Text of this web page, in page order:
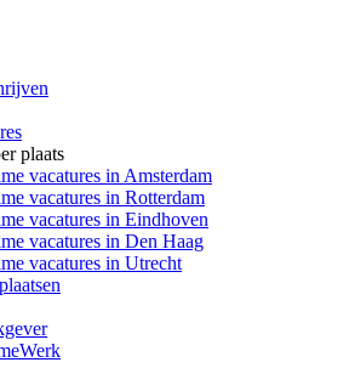
plaats
vacatures in Amsterdam
vacatures in Rotterdam
vacatures in Eindhoven
vacatures in Den Haag
vacatures in Utrecht